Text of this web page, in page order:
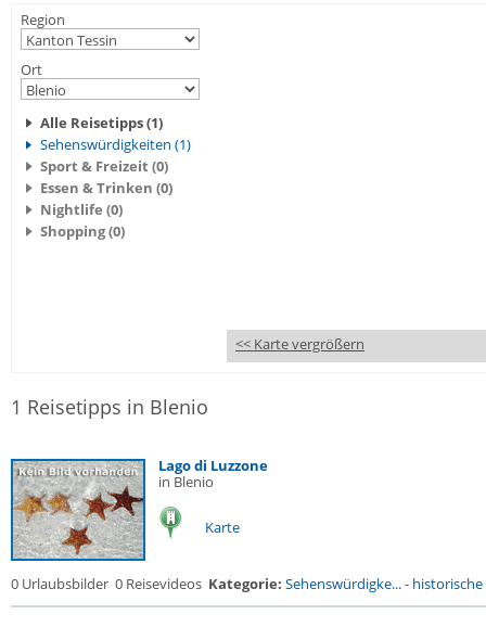
Region
Ort
Alle Reisetipps (1)
Sehenswürdigkeiten (1)
Sport & Freizeit (0)
Essen & Trinken (0)
Nightlife (0)
Shopping (0)
<< Karte vergrößern
1 Reisetipps in Blenio
Lago di Luzzone
in Blenio
Karte
0 Urlaubsbilder 0 Reisevideos Kategorie: Sehenswürdigke...- historische